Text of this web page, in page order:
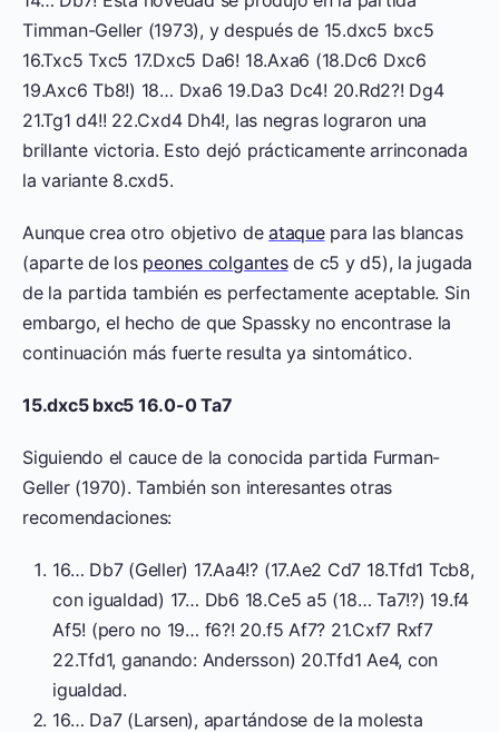
Timman-Geller (1973), y después de 15.dxc5 bxc5
16.Txc5 Txc5 17.Dxc5 Da6! 18.Axa6 (18.Dc6 Dxc6
19.Axc6 Tb8!) 18… Dxa6 19.Da3 Dc4! 20.Rd2?! Dg4
21.Tg1 d4!! 22.Cxd4 Dh4!, las negras lograron una
brillante victoria. Esto dejó prácticamente arrinconada
la variante 8.cxd5.
Aunque crea otro objetivo deataquepara las blancas
(aparte de los peones colgantesde c5 y d5), la jugada
de la partida también es perfectamente aceptable. Sin
embargo, el hecho de que Spassky no encontrase la
continuación más fuerte resulta ya sintomático.
15.dxc5 bxc5 16.0-0 Ta7
Siguiendo el cauce de la conocida partida Furman-
Geller (1970). También son interesantes otras
recomendaciones:
16… Db7 (Geller) 17.Aa4!? (17.Ae2 Cd7 18.Tfd1 Tcb8,
con igualdad) 17… Db6 18.Ce5 a5 (18… Ta7!?) 19.f4
Af5! (pero no 19… f6?! 20.f5 Af7? 21.Cxf7 Rxf7
22.Tfd1, ganando: Andersson) 20.Tfd1 Ae4, con
igualdad.
16… Da7 (Larsen), apartándose de la molesta